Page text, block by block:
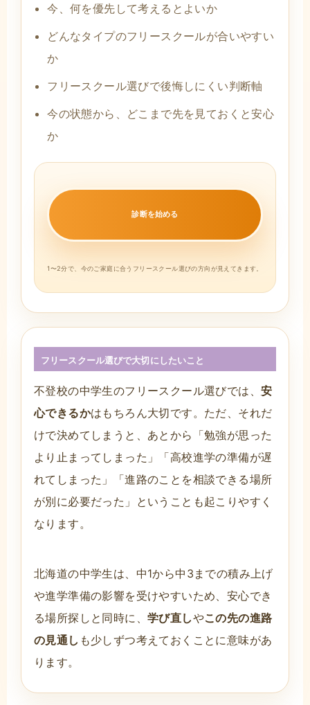
今、何を優先して考えるとよいか
どんなタイプのフリースクールが合いやすい
か
フリースクール選びで後悔しにくい判断軸
今の状態から、どこまで先を見ておくと安心
か
診断を始める
1〜2分で、今のご家庭に合うフリースクール選びの方向が見えてきます。
フリースクール選びで大切にしたいこと
不登校の中学生のフリースクール選びでは、 安
心できるかはもちろん大切です。ただ、それだ
けで決めてしまうと、あとから「勉強が思った
より止まってしまった」「高校進学の準備が遅
れてしまった」「進路のことを相談できる場所
が別に必要だった」ということも起こりやすく
なります。
北海道の中学生は、中1から中3までの積み上げ
や進学準備の影響を受けやすいため、安心でき
る場所探しと同時に、 学び直しやこの先の進路
の見通し も少しずつ考えておくことに意味があ
ります。